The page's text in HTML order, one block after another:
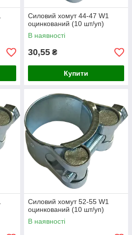
Силовий хомут 44-47 W1
оцинкований (10 шт/уп)
В наявності
30,55 ₴
Купити
Силовий хомут 52-55 W1
оцинкований (10 шт/уп)
В наявності